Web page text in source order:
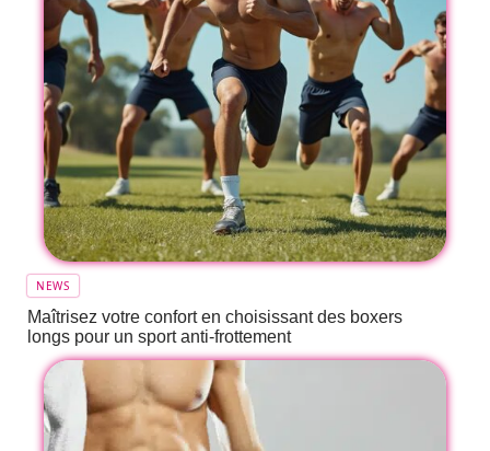
NEWS
Maîtrisez votre confort en choisissant des boxers
longs pour un sport anti-frottement